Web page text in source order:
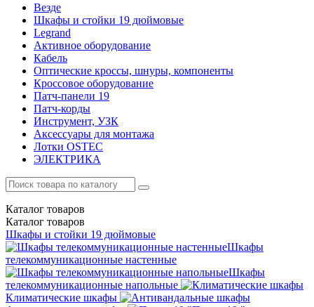
Везде
Шкафы и стойки 19 дюймовые
Legrand
Активное оборудование
Кабель
Оптические кроссы, шнуры, компоненты
Кроссовое оборудование
Патч-панели 19
Патч-корды
Инструмент, УЗК
Аксессуары для монтажа
Лотки OSTEC
ЭЛЕКТРИКА
Каталог товаров
Каталог товаров
Шкафы и стойки 19 дюймовые
Шкафы
телекоммуникационные настенные
Шкафы
телекоммуникационные напольные
Климатические шкафы